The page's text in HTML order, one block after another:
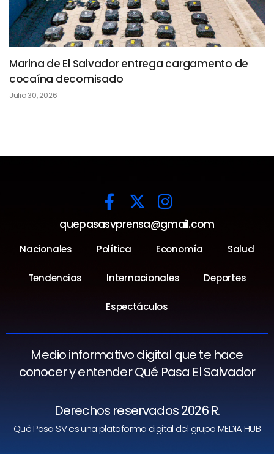
Marina de El Salvador entrega cargamento de
cocaína decomisado
Julio 30, 2026
quepasasvprensa@gmail.com
Nacionales Política Economía Salud
Tendencias Internacionales Deportes
Espectáculos
Medio informativo digital que te hace
conocer y entender Qué Pasa El Salvador
Derechos reservados 2026 R.
Qué Pasa SV es una plataforma digital del grupo MEDIA HUB